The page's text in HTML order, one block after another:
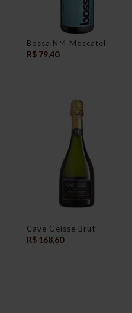
Bossa Nº4 Moscatel
R$79,40
Cave Geisse Brut
R$168,60